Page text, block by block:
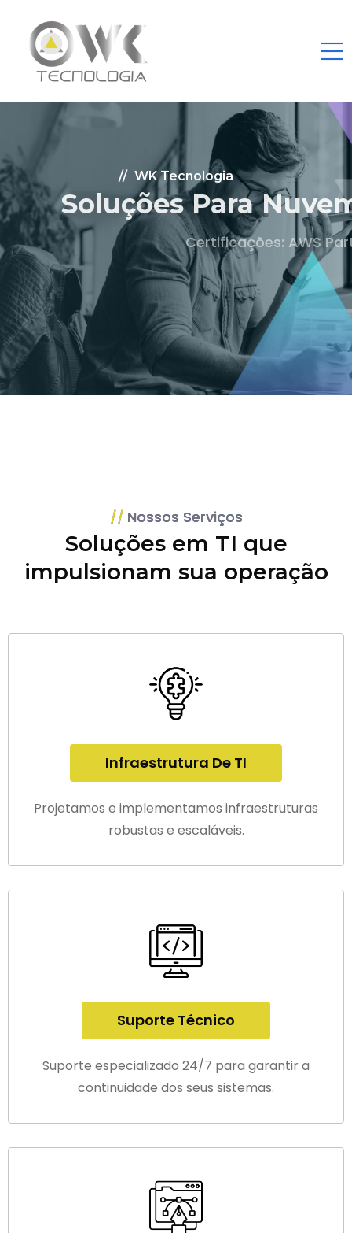
WK Tecnologia
Soluções Para Nuvem.
Certificações: AWS Partner, Microsoft Gold
Fale Conosco
Nossos Serviços
Soluções em TI que
impulsionam sua operação
Infraestrutura De TI
Projetamos e implementamos infraestruturas
robustas e escaláveis.
Suporte Técnico
Suporte especializado 24/7 para garantir a
continuidade dos seus sistemas.